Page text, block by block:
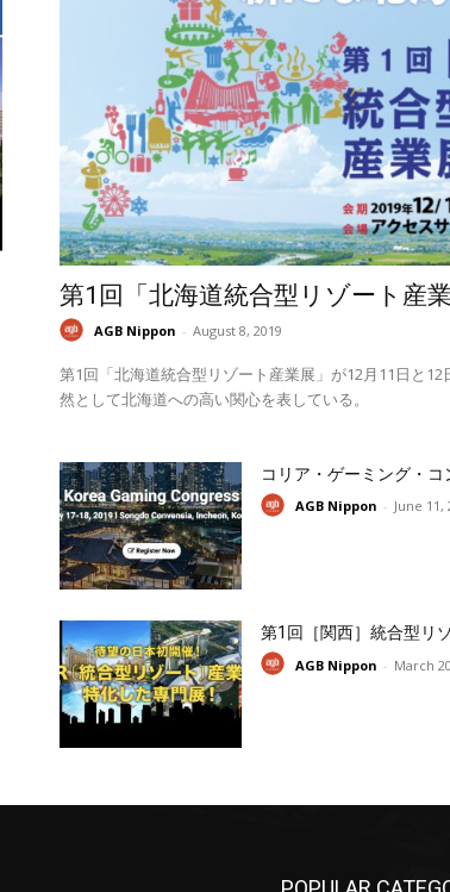
第1回「北海道統合型リゾート産業
AGB Nippon - August 8, 2019
第1回「北海道統合型リゾート産業展」が12月11日と
然として北海道への高い関心を表している。
コリア・ゲーミング・コ
AGB Nippon - June 11,
第1回［関西］統合型リ
AGB Nippon - March